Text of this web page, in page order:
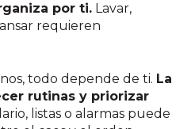
por ti. Lavar,
requieren
todo depende de ti. La
rutinas y priorizar
listas o alarmas puede